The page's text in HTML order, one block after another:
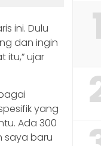
ini. Dulu
dan ingin
itu,” ujar
yang
Ada 300
saya baru